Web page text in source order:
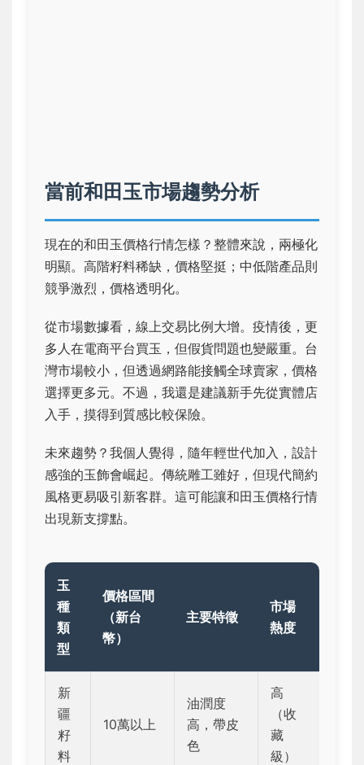
當前和田玉市場趨勢分析
現在的和田玉價格行情怎樣？整體來說，兩極化
明顯。高階籽料稀缺，價格堅挺；中低階產品則
競爭激烈，價格透明化。
從市場數據看，線上交易比例大增。疫情後，更
多人在電商平台買玉，但假貨問題也變嚴重。台
灣市場較小，但透過網路能接觸全球賣家，價格
選擇更多元。不過，我還是建議新手先從實體店
入手，摸得到質感比較保險。
未來趨勢？我個人覺得，隨年輕世代加入，設計
感強的玉飾會崛起。傳統雕工雖好，但現代簡約
風格更易吸引新客群。這可能讓和田玉價格行情
出現新支撐點。
玉
種
類
型
價格區間
（新台
幣）
主要特徵
市場
熱度
新
疆
籽
料
10萬以上
油潤度
高，帶皮
色
高
（收
藏
級）